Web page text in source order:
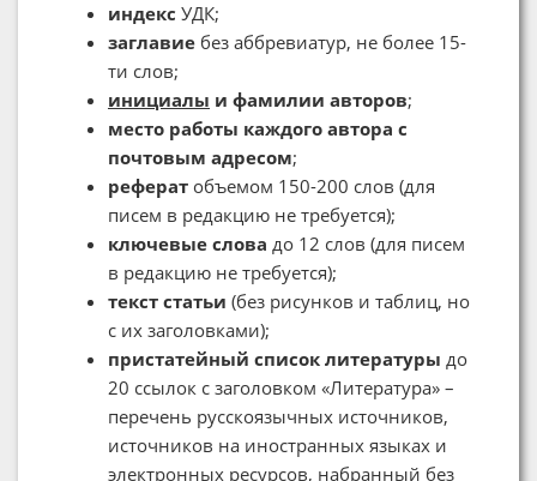
индекс УДК;
заглавие без аббревиатур, не более 15-
ти слов;
инициалы и фамилии авторов;
место работы каждого автора с
почтовым адресом;
реферат объемом 150-200 слов (для
писем в редакцию не требуется);
ключевые слова до 12 слов (для писем
в редакцию не требуется);
текст статьи (без рисунков и таблиц, но
с их заголовками);
пристатейный список литературы до
20 ссылок с заголовком «Литература» –
перечень русскоязычных источников,
источников на иностранных языках и
электронных ресурсов, набранный без